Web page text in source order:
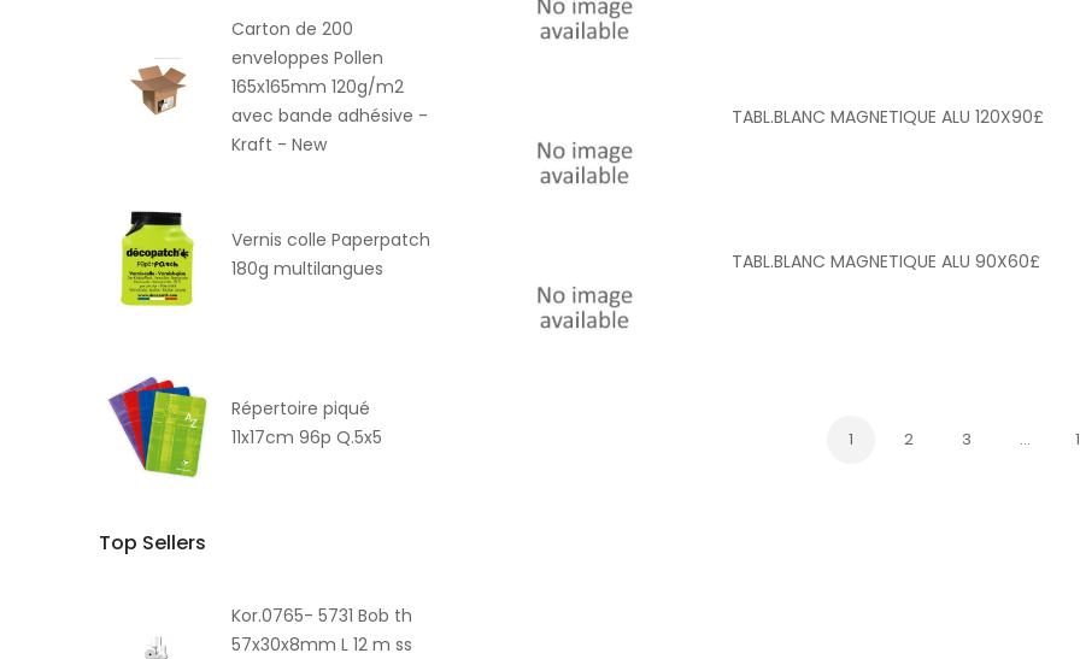
Carton de 200
enveloppes Pollen
165x165mm 120g/m2
avec bande adhésive -
Kraft - New
Vernis colle Paperpatch
180g multilangues
Répertoire piqué
11x17cm 96p Q.5x5
Top Sellers
Kor.0765- 5731 Bob th
57x30x8mm L 12 m ss
TABL.BLANC MAGNETIQUE ALU 120X90£
TABL.BLANC MAGNETIQUE ALU 90X60£
1 2 3 …